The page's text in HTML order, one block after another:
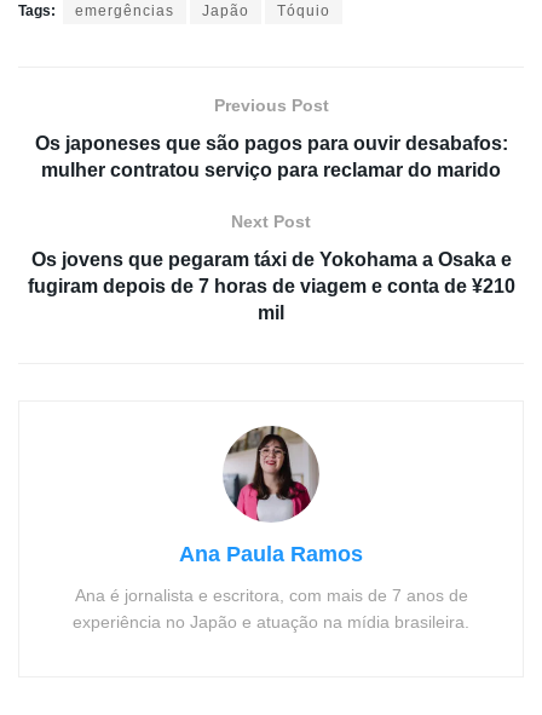
Tags: emergências Japão Tóquio
Previous Post
Os japoneses que são pagos para ouvir desabafos:
mulher contratou serviço para reclamar do marido
Next Post
Os jovens que pegaram táxi de Yokohama a Osaka e
fugiram depois de 7 horas de viagem e conta de ¥210
mil
Ana Paula Ramos
Ana é jornalista e escritora, com mais de 7 anos de
experiência no Japão e atuação na mídia brasileira.